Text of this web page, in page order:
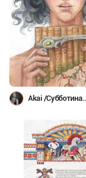
Akai /Субботина